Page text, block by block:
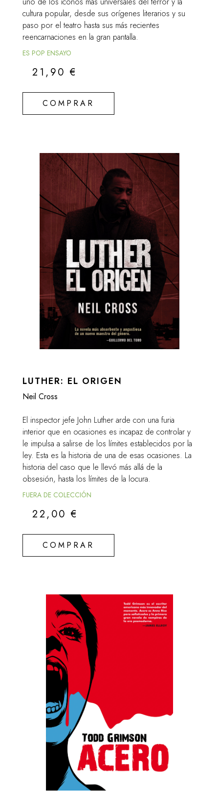
cultura popular, desde sus orígenes literarios y su
paso por el teatro hasta sus más recientes
reencarnaciones en la gran pantalla.
ES POP ENSAYO
21,90€
COMPRAR
LUTHER: EL ORIGEN
Neil Cross
El inspector jefe John Luther arde con una furia
interior que en ocasiones es incapaz de controlar y
le impulsa a salirse de los límites establecidos por la
ley. Esta es la historia de una de esas ocasiones. La
historia del caso que le llevó más allá de la
obsesión, hasta los límites de la locura.
FUERA DE COLECCIÓN
22,00€
COMPRAR